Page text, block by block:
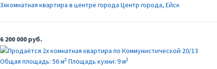
3хкомнатная квартира в центре города Центр города, Ейск
6 200 000 руб.
Общая площадь: 56 м2 Площадь кухни: 9 м2